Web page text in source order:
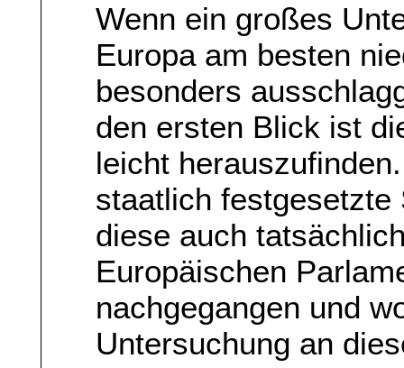
Wenn ein großes
Europa am besten
besonders
den ersten Blick ist
leicht
staatlich
diese auch
Europäischen
nachgegangen und
Untersuchung an